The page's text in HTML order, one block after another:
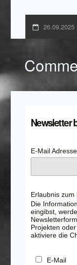
26.09.2025
Newsletter
E-Mail Adresse
Erlaubnis zum
Die
eingibst,
Projekten
aktiviere die
E-Mail